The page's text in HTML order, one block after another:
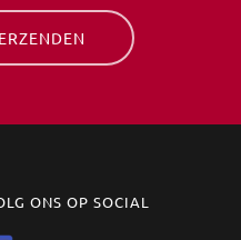
ONS OP SOCIAL